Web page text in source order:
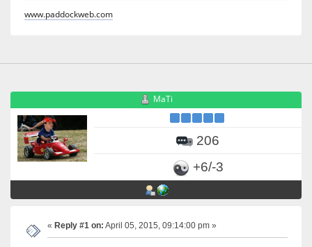
www.paddockweb.com
MaTi
206
+6/-3
« Reply #1 on: April 05, 2015, 09:14:00 pm »